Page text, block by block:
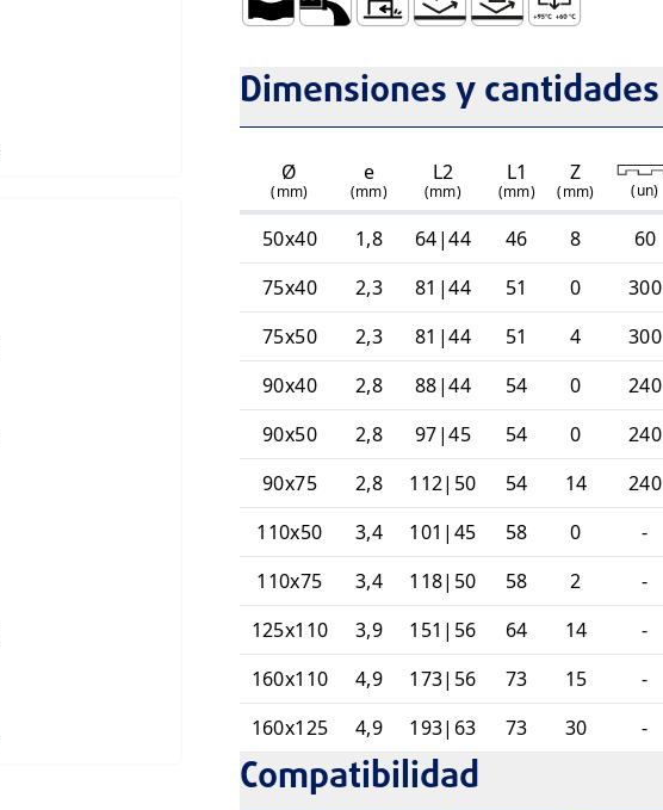
Dimensiones y cantidades
Ø
(mm)
e
(mm)
L2
(mm)
L1
(mm)
Z
(mm) (un)
50x40
1,8 64|44 46 8 60
75x40
2,3 81|44 51 0 300
75x50
2,3 81|44 51 4 300
90x40
2,8 88|44 54 0 240
90x50
2,8 97|45 54 0 240
90x75
2,8 112|50 54 14 240
110x50
3,4 101|45 58 0 -
110x75
3,4 118|50 58 2 -
125x110
3,9 151|56 64 14 -
160x110
4,9 173|56 73 15 -
160x125
4,9 193|63 73 30 -
Compatibilidad